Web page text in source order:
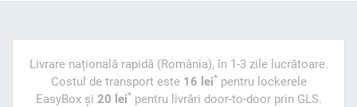
Livrare națională rapidă (România), în 1-3 zile lucrătoare.
Costul de transport este 16 lei* pentru lockerele
EasyBox și 20 lei* pentru livrări door-to-door prin GLS.